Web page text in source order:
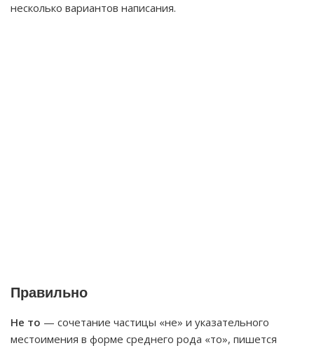
несколько вариантов написания.
Правильно
Не то — сочетание частицы «не» и указательного
местоимения в форме среднего рода «то», пишется